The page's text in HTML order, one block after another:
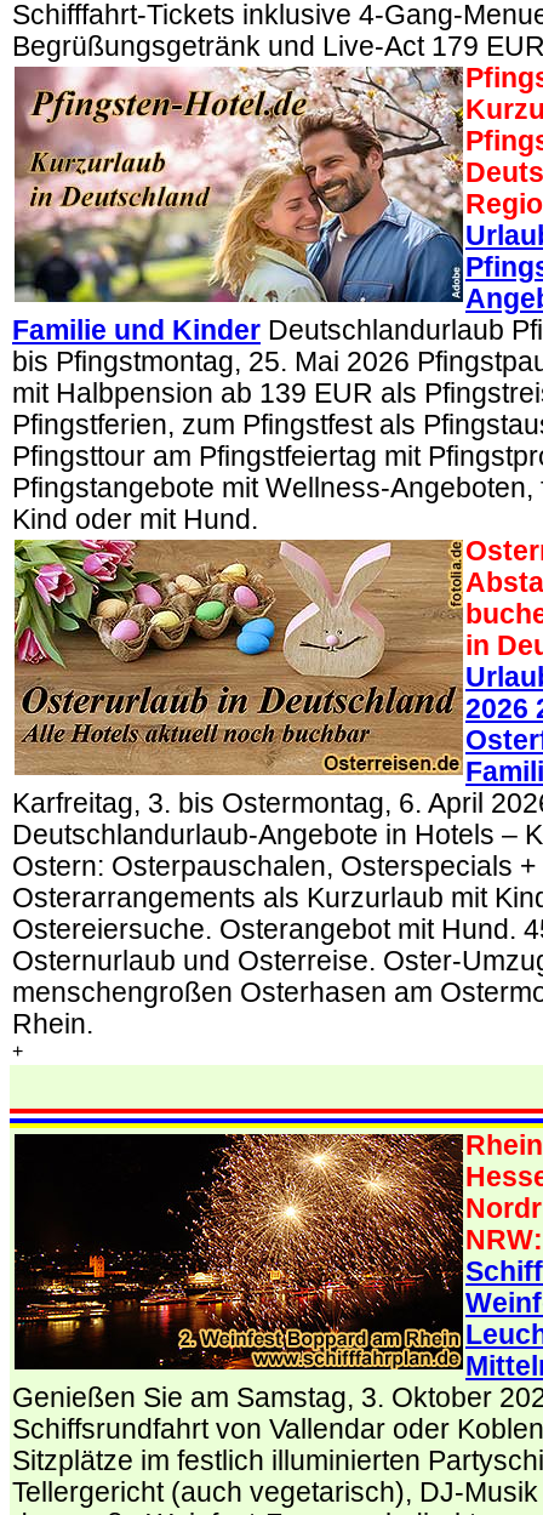
Schifffahrt-Tickets inklusive 4-Gang-
Begrüßungsgetränk und Live-Act 179
Familie und Kinder Deutschlandurlaub
bis Pfingstmontag, 25. Mai 2026
mit Halbpension ab 139 EUR als
Pfingstferien, zum Pfingstfest als
Pfingsttour am Pfingstfeiertag mit
Pfingstangebote mit Wellness-Angeboten,
Kind oder mit Hund.
in
2026
Karfreitag, 3. bis Ostermontag, 6. April
Deutschlandurlaub-Angebote in Hotels –
Ostern: Osterpauschalen, Osterspecials +
Osterarrangements als Kurzurlaub mit
Ostereiersuche. Osterangebot mit Hund.
Osternurlaub und Osterreise. Oster-
menschengroßen Osterhasen am
Rhein.
+
Genießen Sie am Samstag, 3. Oktober
Schiffsrundfahrt von Vallendar oder
Sitzplätze im festlich illuminierten
Tellergericht (auch vegetarisch), DJ-